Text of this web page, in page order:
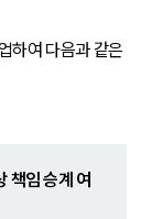
하여 다음과 같은
책임 승계 여